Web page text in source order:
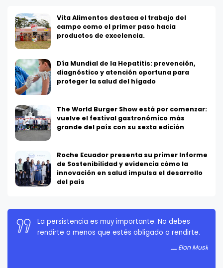
Vita Alimentos destaca el trabajo del
campo como el primer paso hacia
productos de excelencia.
Día Mundial de la Hepatitis: prevención,
diagnóstico y atención oportuna para
proteger la salud del hígado
The World Burger Show está por comenzar:
vuelve el festival gastronómico más
grande del país con su sexta edición
Roche Ecuador presenta su primer Informe
de Sostenibilidad y evidencia cómo la
innovación en salud impulsa el desarrollo
del país
La persistencia es muy importante. No debes
rendirte a menos que estés obligado a rendirte.
Elon Musk